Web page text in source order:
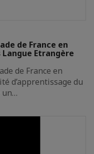
de France en
Langue Etrangère
de France en
d’apprentissage du
un…